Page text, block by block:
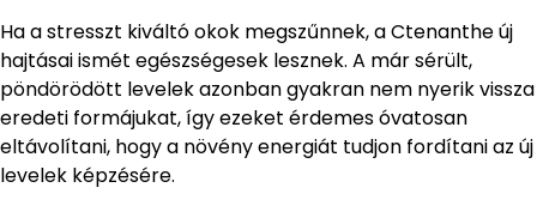
Ha a stresszt kiváltó okok megszűnnek, a Ctenanthe új
hajtásai ismét egészségesek lesznek. A már sérült,
pöndörödött levelek azonban gyakran nem nyerik vissza
eredeti formájukat, így ezeket érdemes óvatosan
eltávolítani, hogy a növény energiát tudjon fordítani az új
levelek képzésére.